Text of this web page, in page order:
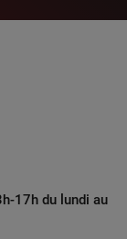
17h du lundi au